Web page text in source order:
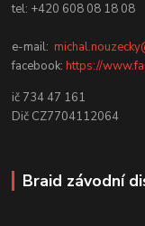
tel: +420 608 08 18 08
e-mail:
facebook:https://
ič 734 47 161
Dič CZ7704112064
Braid závodní